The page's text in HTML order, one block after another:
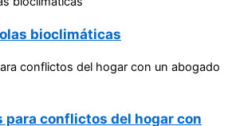
bioclimáticas
para conflictos del hogar con